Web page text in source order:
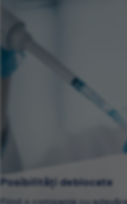
Posibilități deblocate